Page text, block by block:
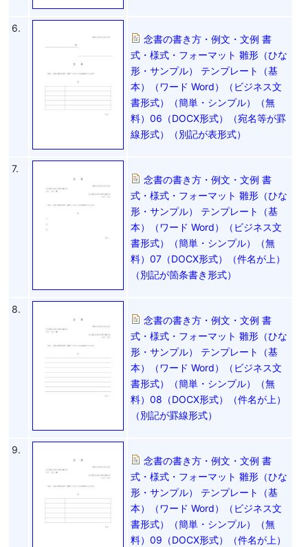
6.
念書の書き方・例文・文例 書
式・様式・フォーマット 雛形（ひな
形・サンプル） テンプレート（基
本）（ワード Word）（ビジネス文
書形式）（簡単・シンプル）（無
料）06（DOCX形式）（宛名等が罫
線形式）（別記が表形式）
7.
念書の書き方・例文・文例 書
式・様式・フォーマット 雛形（ひな
形・サンプル） テンプレート（基
本）（ワード Word）（ビジネス文
書形式）（簡単・シンプル）（無
料）07（DOCX形式）（件名が上）
（別記が箇条書き形式）
8.
念書の書き方・例文・文例 書
式・様式・フォーマット 雛形（ひな
形・サンプル） テンプレート（基
本）（ワード Word）（ビジネス文
書形式）（簡単・シンプル）（無
料）08（DOCX形式）（件名が上）
（別記が罫線形式）
9.
念書の書き方・例文・文例 書
式・様式・フォーマット 雛形（ひな
形・サンプル） テンプレート（基
本）（ワード Word）（ビジネス文
書形式）（簡単・シンプル）（無
料）09（DOCX形式）（件名が上）